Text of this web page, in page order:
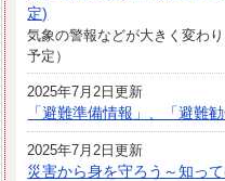
定)
気象の警報などが大きく変わ
予定）
2025年7月2日更新
「避難準備情報」、「避難
2025年7月2日更新
災害から身を守ろう～知っ